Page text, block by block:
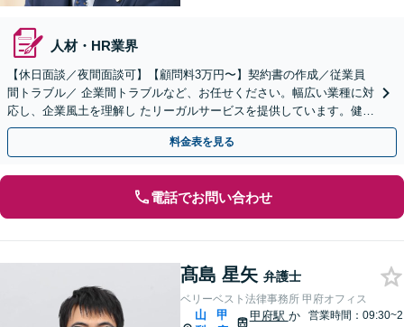
人材・HR業界
【休日面談／夜間面談可】【顧問料3万円〜】契約書の作成／従業員
間トラブル／ 企業間トラブルなど、お任せください。幅広い業種に対
応し、企業風土を理解し たリーガルサービスを提供しています。健全
な企業運営のためにもご相談くださ い。
料金表を見る
電話でお問い合わせ
髙島 星矢 弁護士
ベリーベスト法律事務所 甲府オフィス
山
甲
甲府駅 か
営業時間：09:30~2